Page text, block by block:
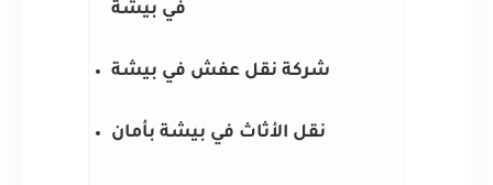
في بيشة
شركة نقل عفش في بيشة
نقل الأثاث في بيشة بأمان